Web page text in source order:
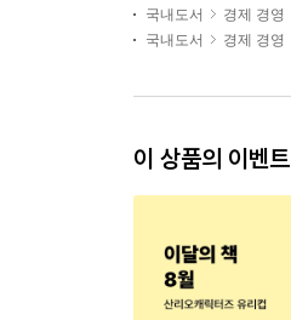
국내도서
경제 경영
국내도서
경제 경영
이 상품의 이벤트